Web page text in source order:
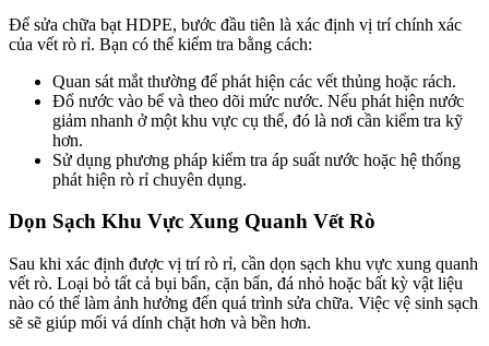
Để sửa chữa bạt HDPE, bước đầu tiên là xác định vị trí chính xác
của vết rò rỉ. Bạn có thể kiểm tra bằng cách:
Quan sát mắt thường để phát hiện các vết thủng hoặc rách.
Đổ nước vào bể và theo dõi mức nước. Nếu phát hiện nước
giảm nhanh ở một khu vực cụ thể, đó là nơi cần kiểm tra kỹ
hơn.
Sử dụng phương pháp kiểm tra áp suất nước hoặc hệ thống
phát hiện rò rỉ chuyên dụng.
Dọn Sạch Khu Vực Xung Quanh Vết Rò
Sau khi xác định được vị trí rò rỉ, cần dọn sạch khu vực xung quanh
vết rò. Loại bỏ tất cả bụi bẩn, cặn bẩn, đá nhỏ hoặc bất kỳ vật liệu
nào có thể làm ảnh hưởng đến quá trình sửa chữa. Việc vệ sinh sạch
sẽ sẽ giúp mối vá dính chặt hơn và bền hơn.